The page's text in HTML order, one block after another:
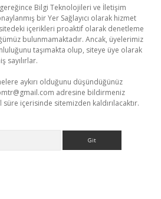
gereğince Bilgi Teknolojileri ve İletişim
bir Yer Sağlayıcı olarak hizmet
içerikleri proaktif olarak denetleme
bulunmamaktadır. Ancak, üyelerimiz
taşımakta olup, siteye üye olarak
sayılırlar.
aykırı olduğunu düşündüğünüz
adresine bildirmeniz
içerisinde sitemizden kaldırılacaktır.